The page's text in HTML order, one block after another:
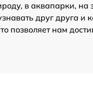
в аквапарки, на
друг друга и
позволяет нам